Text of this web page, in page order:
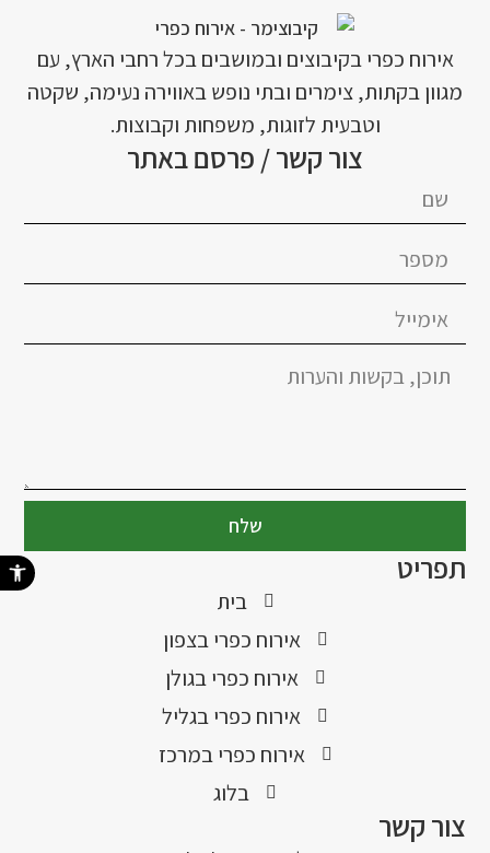
אירוח כפרי בקיבוצים ובמושבים בכל רחבי הארץ, עם
מגוון בקתות, צימרים ובתי נופש באווירה נעימה, שקטה
וטבעית לזוגות, משפחות וקבוצות.
צור קשר / פרסם באתר
שלח
תפריט
בית
אירוח כפרי בצפון
אירוח כפרי בגולן
אירוח כפרי בגליל
אירוח כפרי במרכז
בלוג
צור קשר
פתח סרגל